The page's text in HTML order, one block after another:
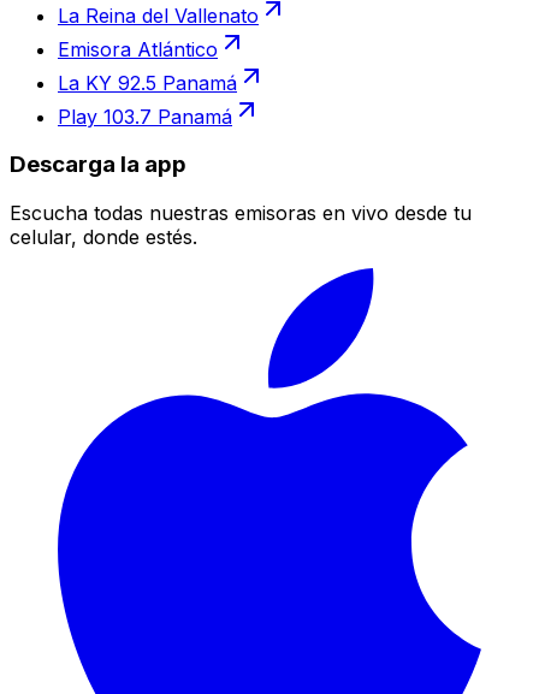
La Reina del Vallenato
Emisora Atlántico
La KY 92.5 Panamá
Play 103.7 Panamá
Descarga la app
Escucha todas nuestras emisoras en vivo desde tu
celular, donde estés.